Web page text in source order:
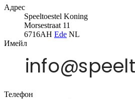
Адрес
Speeltoestel Koning
Morsestraat 11
6716AH Ede NL
Имейл
Телефон